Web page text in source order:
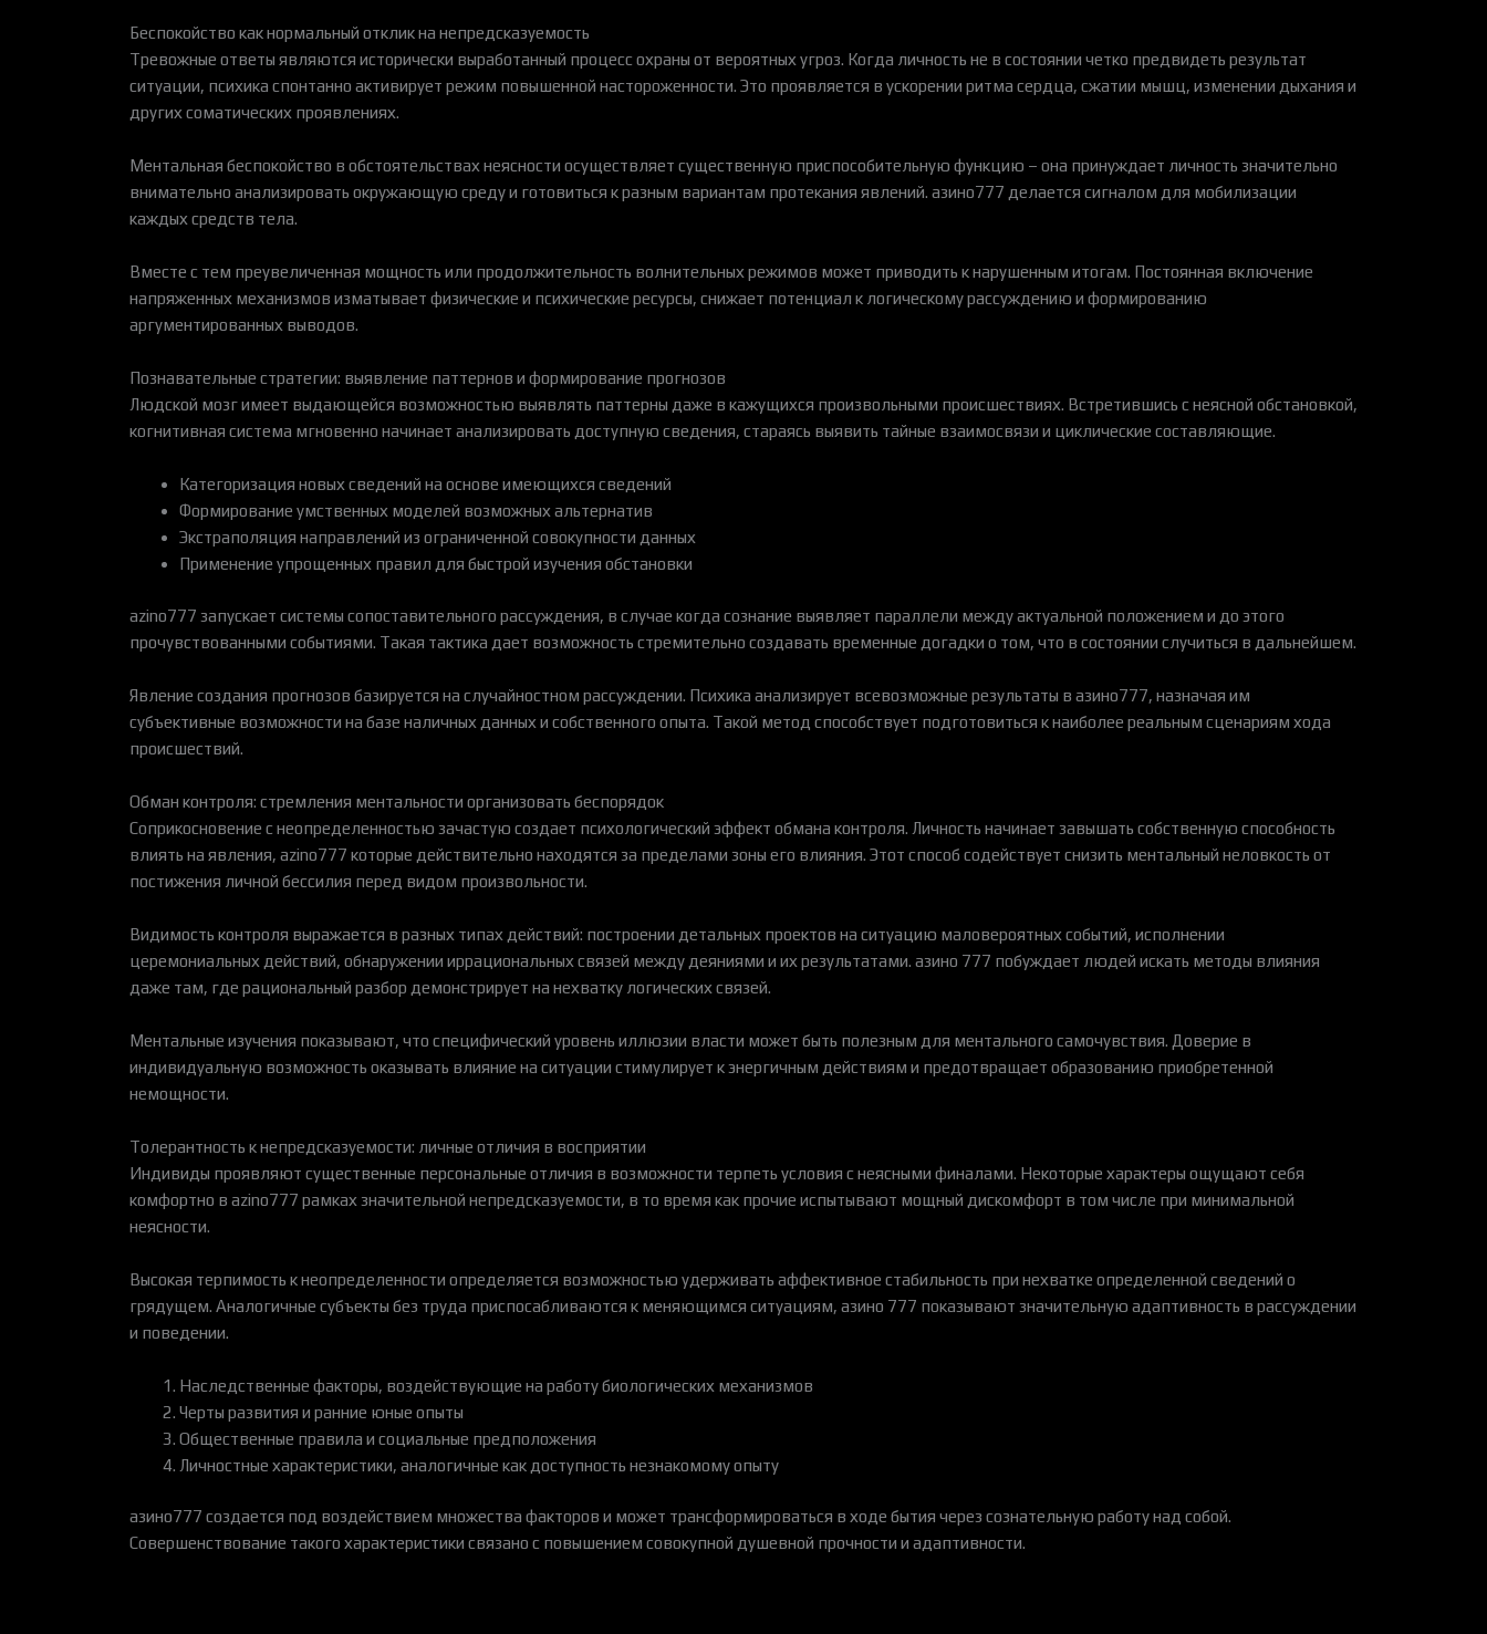
Беспокойство как нормальный отклик на непредсказуемость
Тревожные ответы являются исторически выработанный процесс охраны от вероятных угроз. Когда личность не в состоянии четко предвидеть результат
ситуации, психика спонтанно активирует режим повышенной настороженности. Это проявляется в ускорении ритма сердца, сжатии мышц, изменении дыхания и
других соматических проявлениях.
Ментальная беспокойство в обстоятельствах неясности осуществляет существенную приспособительную функцию – она принуждает личность значительно
внимательно анализировать окружающую среду и готовиться к разным вариантам протекания явлений. азино777 делается сигналом для мобилизации
каждых средств тела.
Вместе с тем преувеличенная мощность или продолжительность волнительных режимов может приводить к нарушенным итогам. Постоянная включение
напряженных механизмов изматывает физические и психические ресурсы, снижает потенциал к логическому рассуждению и формированию
аргументированных выводов.
Познавательные стратегии: выявление паттернов и формирование прогнозов
Людской мозг имеет выдающейся возможностью выявлять паттерны даже в кажущихся произвольными происшествиях. Встретившись с неясной обстановкой,
когнитивная система мгновенно начинает анализировать доступную сведения, стараясь выявить тайные взаимосвязи и циклические составляющие.
Категоризация новых сведений на основе имеющихся сведений
Формирование умственных моделей возможных альтернатив
Экстраполяция направлений из ограниченной совокупности данных
Применение упрощенных правил для быстрой изучения обстановки
azino777 запускает системы сопоставительного рассуждения, в случае когда сознание выявляет параллели между актуальной положением и до этого
прочувствованными событиями. Такая тактика дает возможность стремительно создавать временные догадки о том, что в состоянии случиться в дальнейшем.
Явление создания прогнозов базируется на случайностном рассуждении. Психика анализирует всевозможные результаты в азино777, назначая им
субъективные возможности на базе наличных данных и собственного опыта. Такой метод способствует подготовиться к наиболее реальным сценариям хода
происшествий.
Обман контроля: стремления ментальности организовать беспорядок
Соприкосновение с неопределенностью зачастую создает психологический эффект обмана контроля. Личность начинает завышать собственную способность
влиять на явления, azino777 которые действительно находятся за пределами зоны его влияния. Этот способ содействует снизить ментальный неловкость от
постижения личной бессилия перед видом произвольности.
Видимость контроля выражается в разных типах действий: построении детальных проектов на ситуацию маловероятных событий, исполнении
церемониальных действий, обнаружении иррациональных связей между деяниями и их результатами. азино 777 побуждает людей искать методы влияния
даже там, где рациональный разбор демонстрирует на нехватку логических связей.
Ментальные изучения показывают, что специфический уровень иллюзии власти может быть полезным для ментального самочувствия. Доверие в
индивидуальную возможность оказывать влияние на ситуации стимулирует к энергичным действиям и предотвращает образованию приобретенной
немощности.
Толерантность к непредсказуемости: личные отличия в восприятии
Индивиды проявляют существенные персональные отличия в возможности терпеть условия с неясными финалами. Некоторые характеры ощущают себя
комфортно в azino777 рамках значительной непредсказуемости, в то время как прочие испытывают мощный дискомфорт в том числе при минимальной
неясности.
Высокая терпимость к неопределенности определяется возможностью удерживать аффективное стабильность при нехватке определенной сведений о
грядущем. Аналогичные субъекты без труда приспосабливаются к меняющимся ситуациям, азино 777 показывают значительную адаптивность в рассуждении
и поведении.
Наследственные факторы, воздействующие на работу биологических механизмов
Черты развития и ранние юные опыты
Общественные правила и социальные предположения
Личностные характеристики, аналогичные как доступность незнакомому опыту
азино777 создается под воздействием множества факторов и может трансформироваться в ходе бытия через сознательную работу над собой.
Совершенствование такого характеристики связано с повышением совокупной душевной прочности и адаптивности.